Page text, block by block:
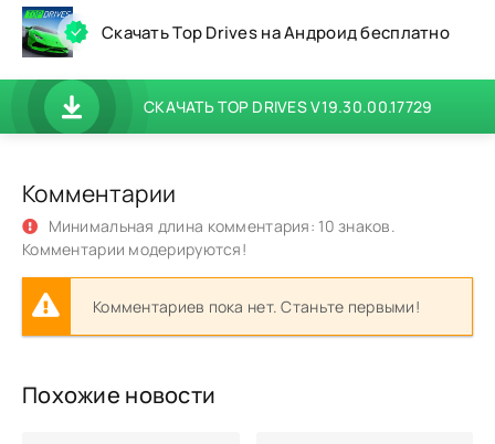
Скачать Top Drives на Андроид бесплатно
СКАЧАТЬ TOP DRIVES V19.30.00.17729
Комментарии
Минимальная длина комментария: 10 знаков.
Комментарии модерируются!
Комментариев пока нет. Станьте первыми!
Похожие новости